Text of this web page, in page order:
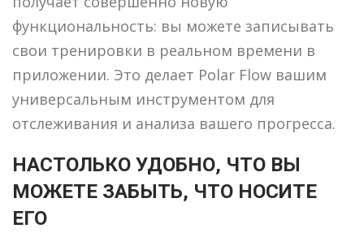
функциональность: вы можете записывать
свои тренировки в реальном времени в
приложении. Это делает Polar Flow вашим
универсальным инструментом для
отслеживания и анализа вашего прогресса.
НАСТОЛЬКО УДОБНО, ЧТО ВЫ
МОЖЕТЕ ЗАБЫТЬ, ЧТО НОСИТЕ
ЕГО